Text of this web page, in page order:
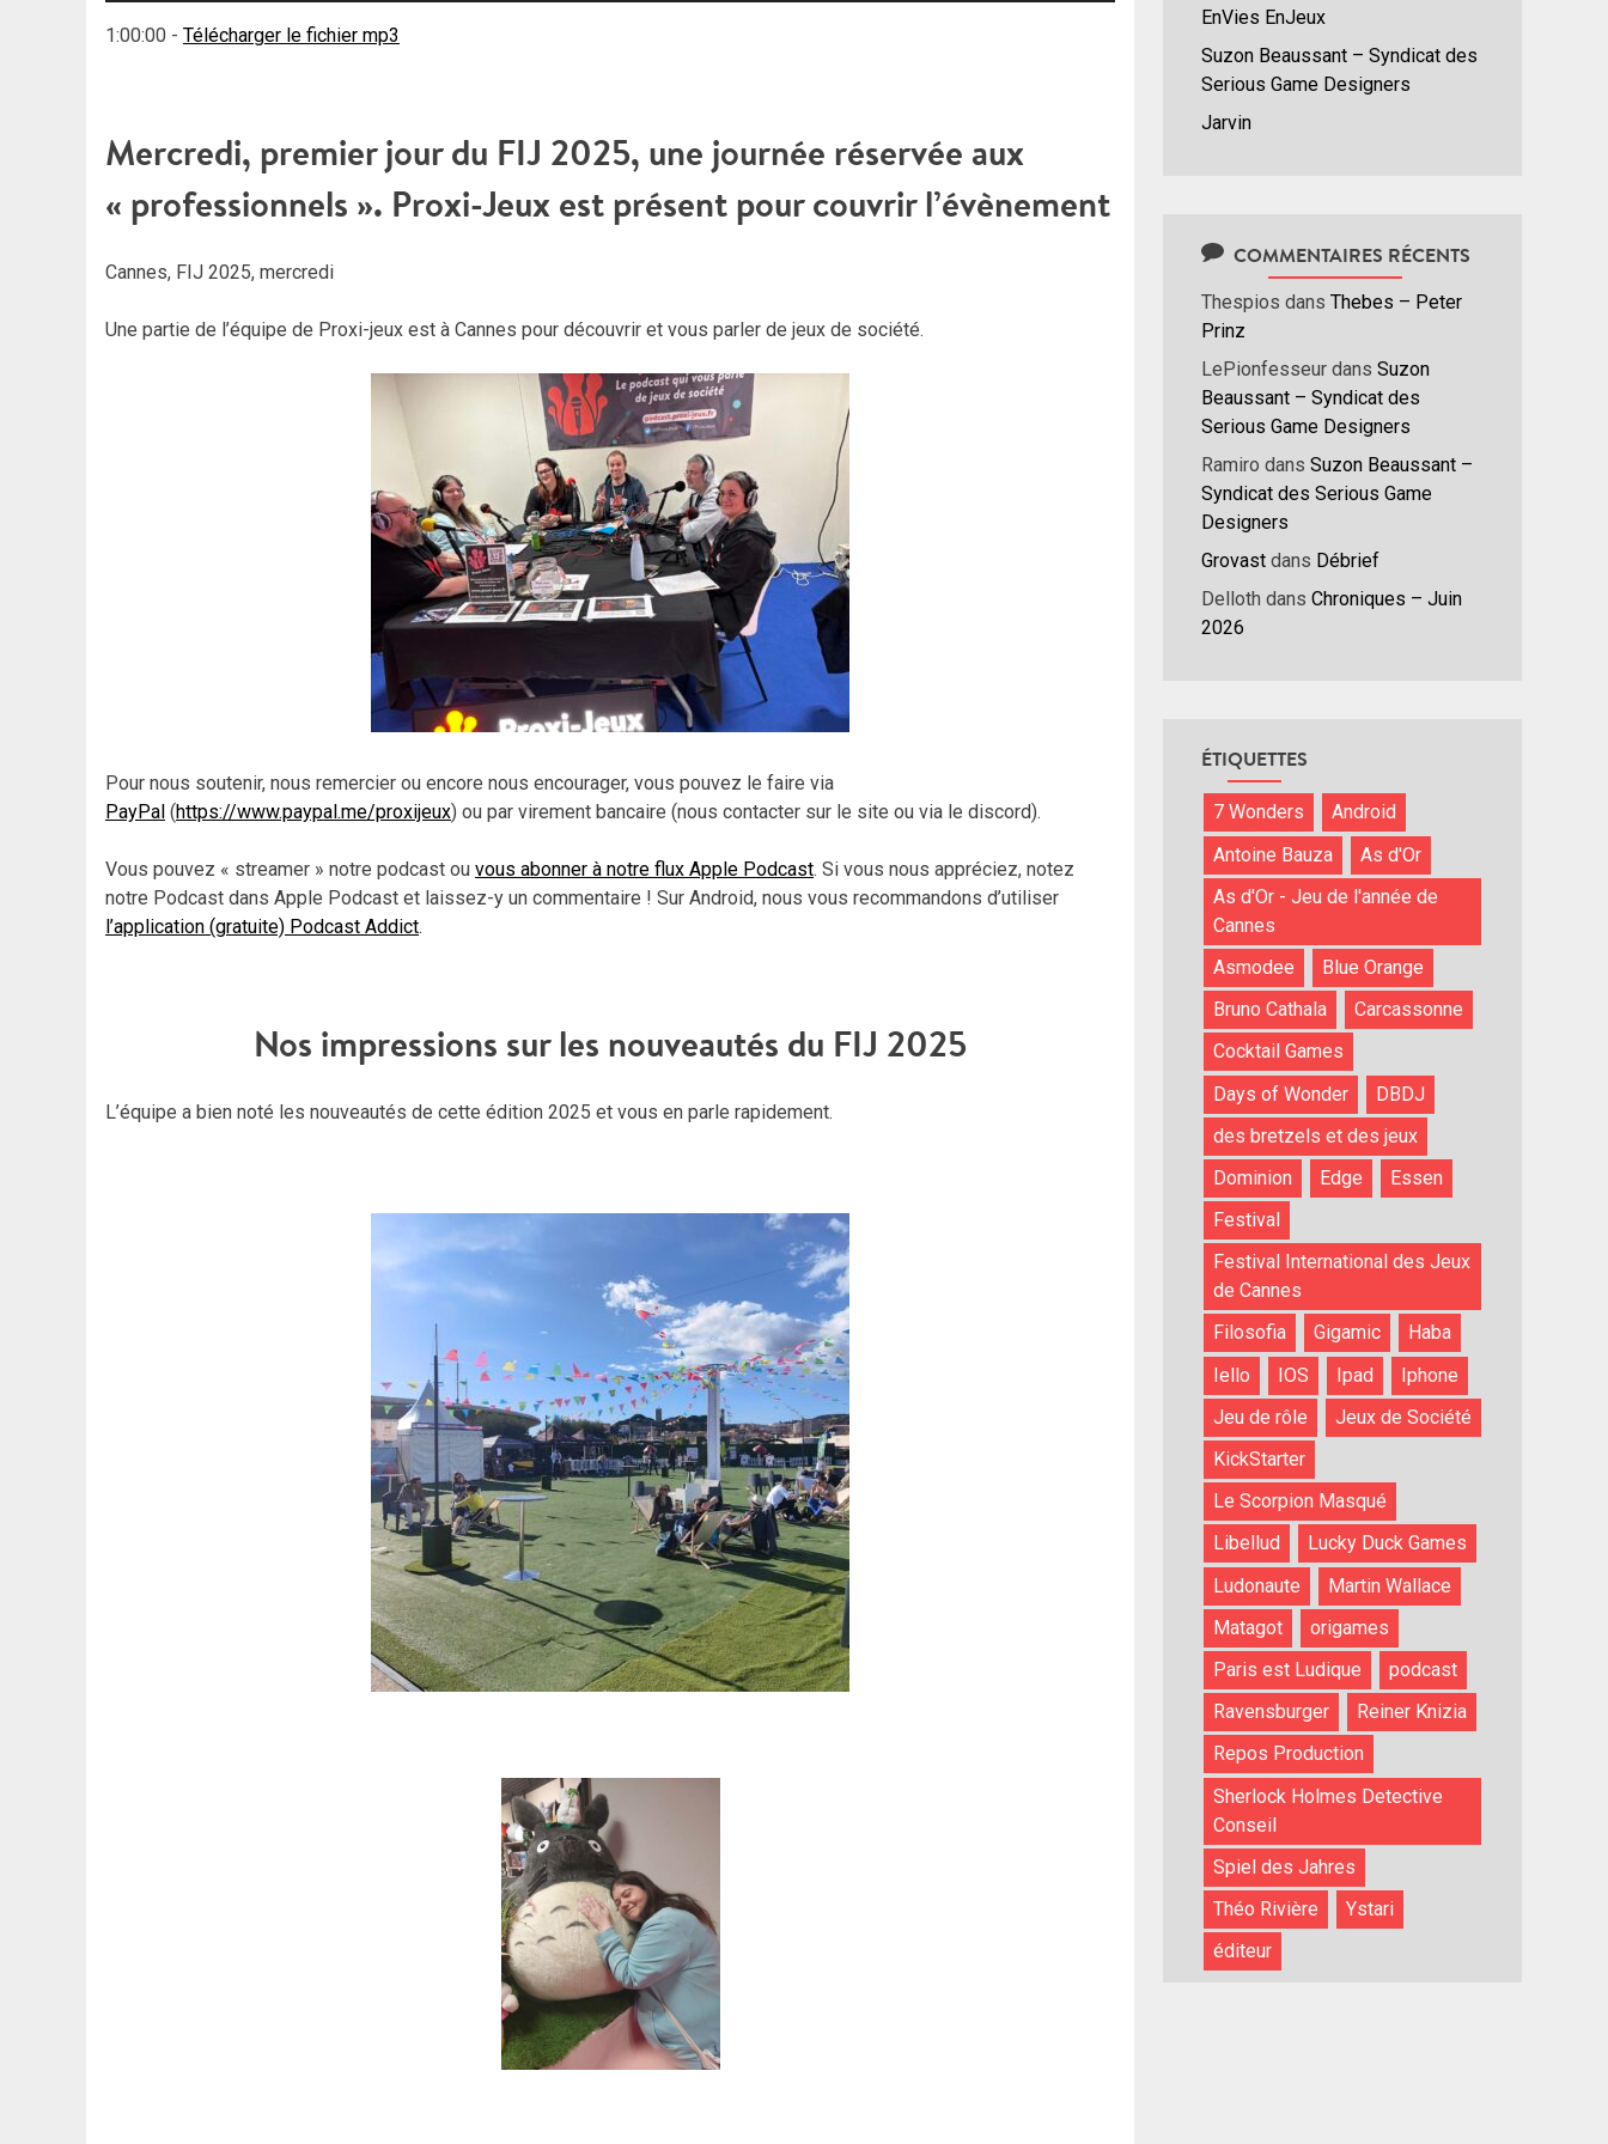
le
1:00:00 - Télécharger le fichier mp3
Mercredi, premier jour du FIJ 2025, une journée réservée aux
« professionnels ». Proxi-Jeux est présent pour couvrir l’évènement
Cannes, FIJ 2025, mercredi
Une partie de l’équipe de Proxi-jeux est à Cannes pour découvrir et vous parler de jeux de société.
Pour nous soutenir, nous remercier ou encore nous encourager, vous pouvez le faire via
PayPal (https://www.paypal.me/proxijeux) ou par virement bancaire (nous contacter sur le site ou via le discord).
Vous pouvez « streamer » notre podcast ou vous abonner à notre flux Apple Podcast. Si vous nous appréciez, notez
notre Podcast dans Apple Podcast et laissez-y un commentaire ! Sur Android, nous vous recommandons d’utiliser
l’application (gratuite) Podcast Addict.
Nos impressions sur les nouveautés du FIJ 2025
L’équipe a bien noté les nouveautés de cette édition 2025 et vous en parle rapidement.
EnVies EnJeux
Suzon Beaussant – Syndicat des
Serious Game Designers
Jarvin
COMMENTAIRES RÉCENTS
Thespios dans Thebes – Peter
Prinz
LePionfesseur dans Suzon
Beaussant – Syndicat des
Serious Game Designers
Ramiro dans Suzon Beaussant –
Syndicat des Serious Game
Designers
Grovast dans Débrief
Delloth dans Chroniques – Juin
2026
ÉTIQUETTES
7 Wonders
Android
Antoine Bauza
As d'Or
As d'Or - Jeu de l'année de
Cannes
Asmodee
Blue Orange
Bruno Cathala
Carcassonne
Cocktail Games
Days of Wonder
DBDJ
des bretzels et des jeux
Dominion
Edge
Essen
Festival
Festival International des Jeux
de Cannes
Filosofia
Gigamic
Haba
Iello
IOS Ipad
Iphone
Jeu de rôle
Jeux de Société
KickStarter
Le Scorpion Masqué
Libellud
Lucky Duck Games
Ludonaute
Martin Wallace
Matagot
origames
Paris est Ludique
podcast
Ravensburger
Reiner Knizia
Repos Production
Sherlock Holmes Detective
Conseil
Spiel des Jahres
Théo Rivière
Ystari
éditeur